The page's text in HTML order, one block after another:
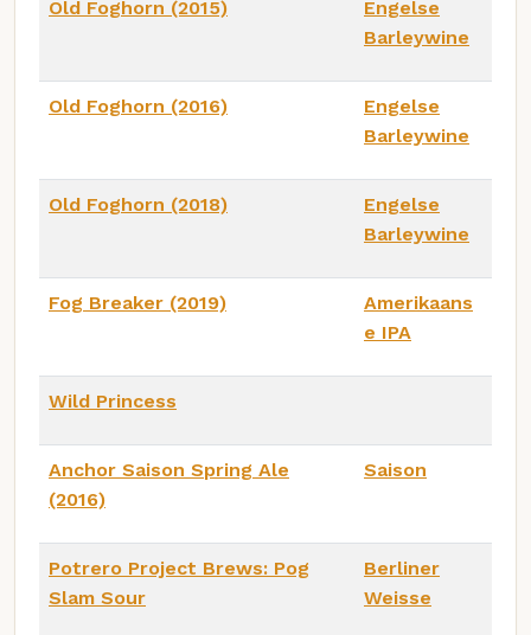
Old Foghorn (2015)
Engelse
Barleywine
Old Foghorn (2016)
Engelse
Barleywine
Old Foghorn (2018)
Engelse
Barleywine
Fog Breaker (2019)
Amerikaans
e IPA
Wild Princess
Anchor Saison Spring Ale
(2016)
Saison
Potrero Project Brews: Pog
Slam Sour
Berliner
Weisse